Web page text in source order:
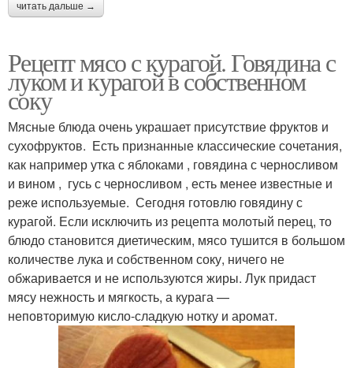
читать дальше →
Рецепт мясо с курагой. Говядина с
луком и курагой в собственном
соку
Мясные блюда очень украшает присутствие фруктов и
сухофруктов. Есть признанные классические сочетания,
как например утка с яблоками , говядина с черносливом
и вином , гусь с черносливом , есть менее известные и
реже используемые. Сегодня готовлю говядину с
курагой. Если исключить из рецепта молотый перец, то
блюдо становится диетическим, мясо тушится в большом
количестве лука и собственном соку, ничего не
обжаривается и не используются жиры. Лук придаст
мясу нежность и мягкость, а курага —
неповторимую кисло-сладкую нотку и аромат.